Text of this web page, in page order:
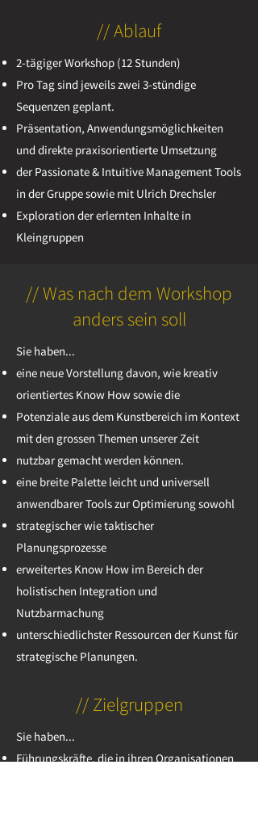
// Ablauf
2-tägiger Workshop (12 Stunden)
Pro Tag sind jeweils zwei 3-stündige
Sequenzen geplant.
Präsentation, Anwendungsmöglichkeiten
und direkte praxisorientierte Umsetzung
der Passionate & Intuitive Management Tools
in der Gruppe sowie mit Ulrich Drechsler
Exploration der erlernten Inhalte in
Kleingruppen
// Was nach dem Workshop
anders sein soll
Sie haben...
eine neue Vorstellung davon, wie kreativ
orientiertes Know How sowie die
Potenziale aus dem Kunstbereich im Kontext
mit den grossen Themen unserer Zeit
nutzbar gemacht werden können.
eine breite Palette leicht und universell
anwendbarer Tools zur Optimierung sowohl
strategischer wie taktischer
Planungsprozesse
erweitertes Know How im Bereich der
holistischen Integration und
Nutzbarmachung
unterschiedlichster Ressourcen der Kunst für
strategische Planungen.
// Zielgruppen
Sie haben...
Führungskräfte, die in ihren Organisationen